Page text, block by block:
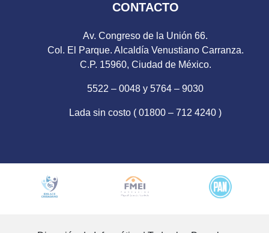
CONTACTO
Av. Congreso de la Unión 66.
Col. El Parque. Alcaldía Venustiano Carranza.
C.P. 15960, Ciudad de México.
5522 – 0048 y 5764 – 9030
Lada sin costo ( 01800 – 712 4240 )